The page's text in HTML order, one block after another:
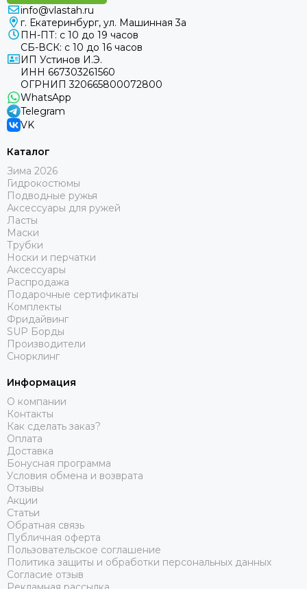
info@vlastah.ru
г. Екатеринбург, ул. Машинная 3а
ПН-ПТ: с 10 до 19 часов
СБ-ВСК: с 10 до 16 часов
ИП Устинов И.Э.
ИНН 667303261560
ОГРНИП 320665800072800
WhatsApp
Telegram
VK
Каталог
Зима 2026
Гидрокостюмы
Подводные ружья
Аксессуары для ружей
Ласты
Маски
Трубки
Носки и перчатки
Аксессуары
Распродажа
Подарочные сертификаты
Комплекты
Фридайвинг
SUP Борды
Производители
Снорклинг
Информация
О компании
Контакты
Как сделать заказ?
Оплата
Доставка
Бонусная программа
Условия обмена и возврата
Отзывы
Акции
Статьи
Обратная связь
Публичная оферта
Пользовательское соглашение
Политика защиты и обработки персональных данных
Согласие отзыв